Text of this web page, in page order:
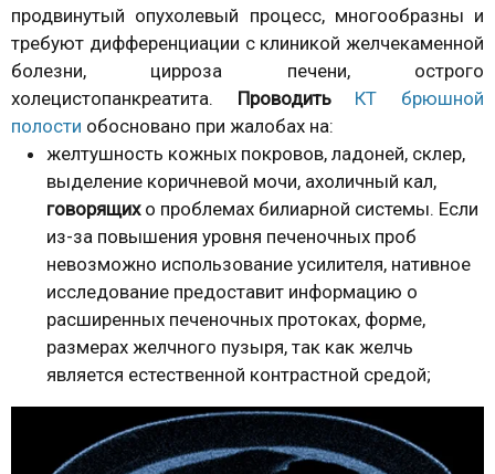
продвинутый опухолевый процесс, многообразны и
требуют дифференциации с клиникой желчекаменной
болезни, цирроза печени, острого
холецистопанкреатита. Проводить
КТ брюшной
полости обосновано при жалобах на:
желтушность кожных покровов, ладоней, склер,
выделение коричневой мочи, ахоличный кал,
говорящихо проблемах билиарной системы. Если
из-за повышения уровня печеночных проб
невозможно использование усилителя, нативное
исследование предоставит информацию о
расширенных печеночных протоках, форме,
размерах желчного пузыря, так как желчь
является естественной контрастной средой;